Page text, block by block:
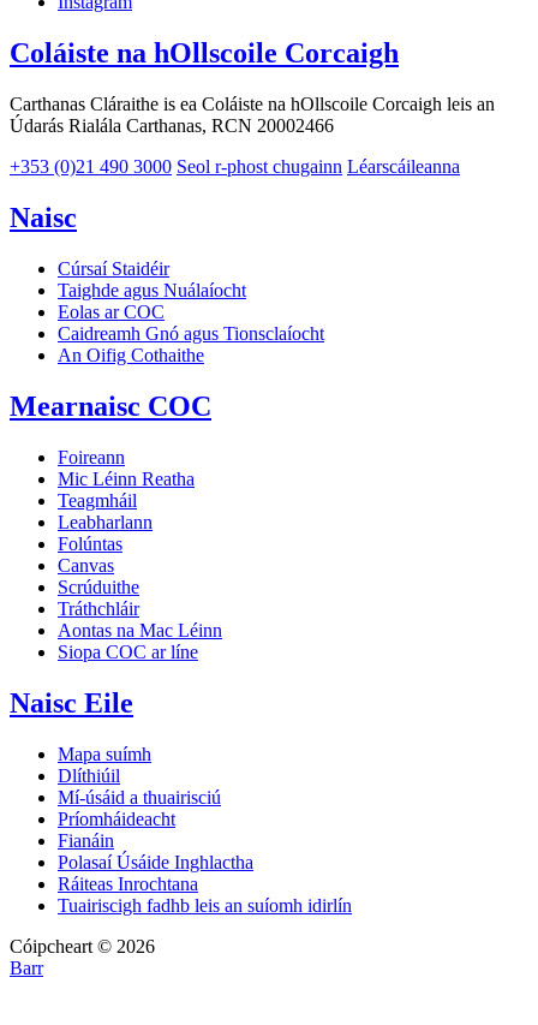
Coláiste na hOllscoile Corcaigh
Carthanas Cláraithe is ea Coláiste na hOllscoile Corcaigh leis an
Údarás Rialála Carthanas, RCN 20002466
+353 (0)21 490 3000 Seol r-phost chugainn Léarscáileanna
Naisc
Cúrsaí Staidéir
Taighde agus Nuálaíocht
Eolas ar COC
Caidreamh Gnó agus Tionsclaíocht
An Oifig Cothaithe
Mearnaisc COC
Foireann
Mic Léinn Reatha
Teagmháil
Leabharlann
Folúntas
Canvas
Scrúduithe
Tráthchláir
Aontas na Mac Léinn
Siopa COC ar líne
Naisc Eile
Mapa suímh
Dlíthiúil
Mí-úsáid a thuairisciú
Príomháideacht
Fianáin
Polasaí Úsáide Inghlactha
Ráiteas Inrochtana
Tuairiscigh fadhb leis an suíomh idirlín
Cóipcheart © 2026
Barr